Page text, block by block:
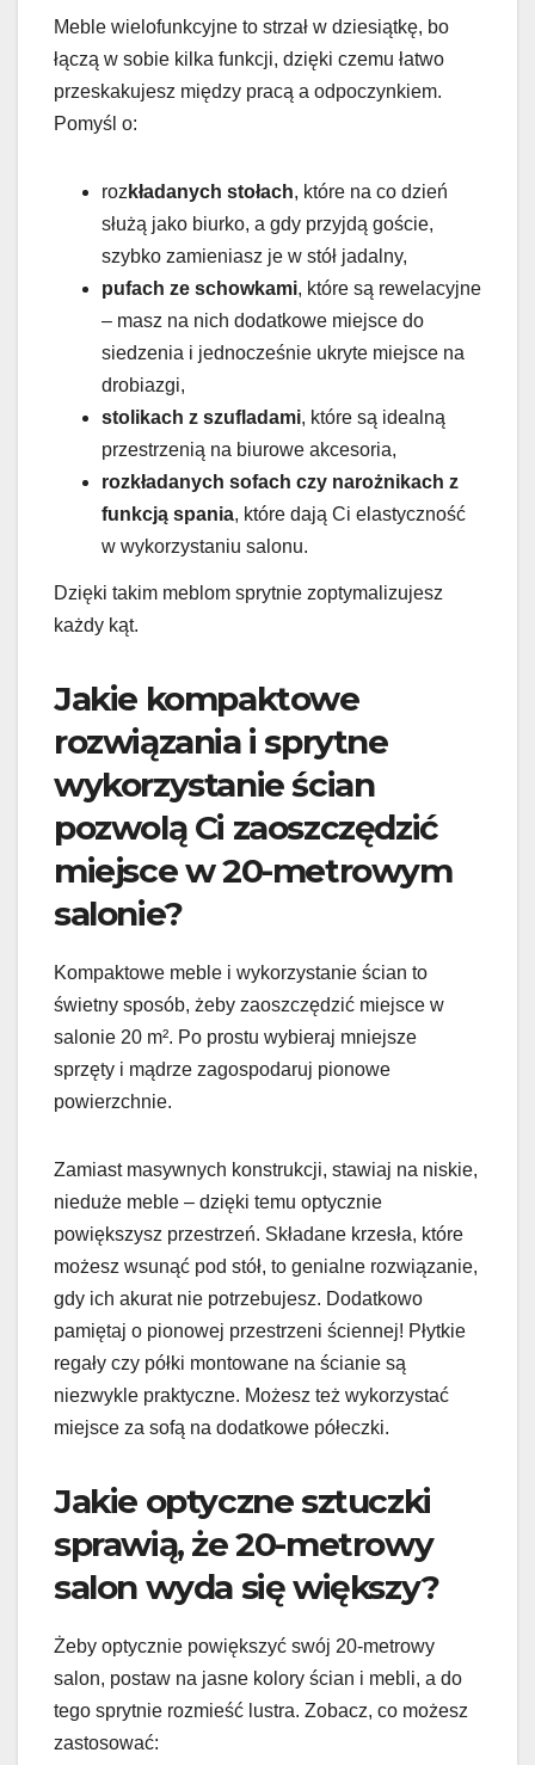
Meble wielofunkcyjne to strzał w dziesiątkę, bo
łączą w sobie kilka funkcji, dzięki czemu łatwo
przeskakujesz między pracą a odpoczynkiem.
Pomyśl o:
roz kładanych stołach, które na co dzień
służą jako biurko, a gdy przyjdą goście,
szybko zamieniasz je w stół jadalny,
pufach ze schowkami, które są rewelacyjne
– masz na nich dodatkowe miejsce do
siedzenia i jednocześnie ukryte miejsce na
drobiazgi,
stolikach z szufladami, które są idealną
przestrzenią na biurowe akcesoria,
rozkładanych sofach czy narożnikach z
funkcją spania, które dają Ci elastyczność
w wykorzystaniu salonu.
Dzięki takim meblom sprytnie zoptymalizujesz
każdy kąt.
Jakie kompaktowe
rozwiązania i sprytne
wykorzystanie ścian
pozwolą Ci zaoszczędzić
miejsce w 20-metrowym
salonie?
Kompaktowe meble i wykorzystanie ścian to
świetny sposób, żeby zaoszczędzić miejsce w
salonie 20 m². Po prostu wybieraj mniejsze
sprzęty i mądrze zagospodaruj pionowe
powierzchnie.
Zamiast masywnych konstrukcji, stawiaj na niskie,
nieduże meble – dzięki temu optycznie
powiększysz przestrzeń. Składane krzesła, które
możesz wsunąć pod stół, to genialne rozwiązanie,
gdy ich akurat nie potrzebujesz. Dodatkowo
pamiętaj o pionowej przestrzeni ściennej! Płytkie
regały czy półki montowane na ścianie są
niezwykle praktyczne. Możesz też wykorzystać
miejsce za sofą na dodatkowe półeczki.
Jakie optyczne sztuczki
sprawią, że 20-metrowy
salon wyda się większy?
Żeby optycznie powiększyć swój 20-metrowy
salon, postaw na jasne kolory ścian i mebli, a do
tego sprytnie rozmieść lustra. Zobacz, co możesz
zastosować: